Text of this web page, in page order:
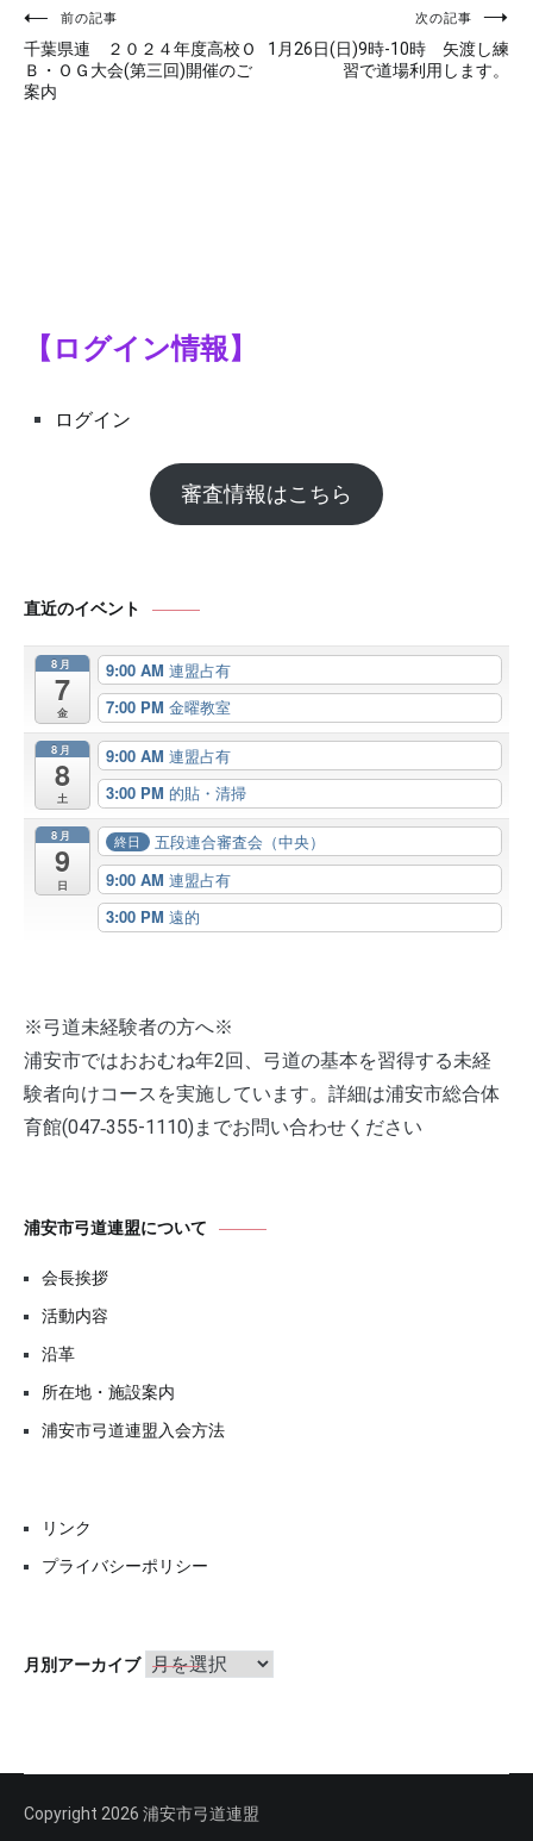
投
稿
ナ
ン
前の記事
千葉県連 ２０２４年度高校Ｏ
Ｂ・ＯＧ大会(第三回)開催のご
案内
次の記事
1月26日(日)9時-10時 矢渡し練
習で道場利用します。
【ログイン情報】
ログイン
審査情報はこちら
直近のイベント
8月
7
金
9:00 AM 連盟占有
7:00 PM 金曜教室
8月
8
土
9:00 AM 連盟占有
3:00 PM 的貼・清掃
8月
9
日
終日
五段連合審査会（中央）
9:00 AM 連盟占有
3:00 PM 遠的
※弓道未経験者の方へ※
浦安市ではおおむね年2回、弓道の基本を習得する未経
験者向けコースを実施しています。詳細は浦安市総合体
育館(047‐355-1110)までお問い合わせください
浦安市弓道連盟について
会長挨拶
活動内容
沿革
所在地・施設案内
浦安市弓道連盟入会方法
リンク
プライバシーポリシー
月別アーカイブ 月
ブ
Copyright 2026 浦安市弓道連盟